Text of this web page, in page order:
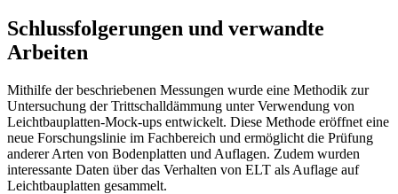
Schlussfolgerungen und verwandte
Arbeiten
Mithilfe der beschriebenen Messungen wurde eine Methodik zur
Untersuchung der Trittschalldämmung unter Verwendung von
Leichtbauplatten-Mock-ups entwickelt. Diese Methode eröffnet eine
neue Forschungslinie im Fachbereich und ermöglicht die Prüfung
anderer Arten von Bodenplatten und Auflagen. Zudem wurden
interessante Daten über das Verhalten von ELT als Auflage auf
Leichtbauplatten gesammelt.